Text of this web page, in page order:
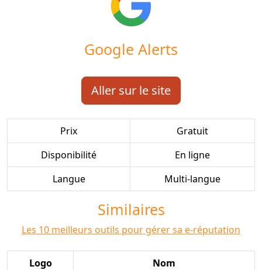
Google Alerts
Aller sur le site
Prix
Gratuit
Disponibilité
En ligne
Langue
Multi-langue
Similaires
Les 10 meilleurs outils pour gérer sa e-réputation
Logo Nom